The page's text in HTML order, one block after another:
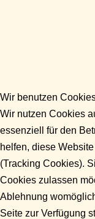
Wir benutzen
Wir nutzen Cookies
essenziell für den
helfen, diese
(Tracking Cookies).
Cookies zulassen
Ablehnung
Seite zur Verfügung